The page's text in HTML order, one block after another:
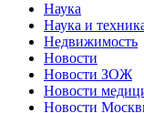
Наука
Наука и
Недвижимость
Новости
Новости ЗОЖ
Новости
Новости